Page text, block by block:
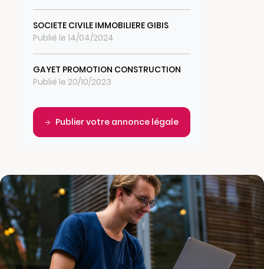
SOCIETE CIVILE IMMOBILIERE GIBIS
Publié le 14/04/2024
GAYET PROMOTION CONSTRUCTION
Publié le 20/10/2023
Publier votre annonce légale